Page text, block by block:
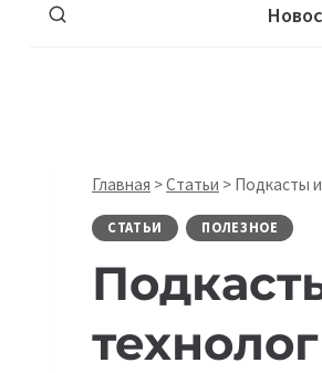
Главная >Статьи > Подкасты
СТАТЬИ ПОЛЕЗНОЕ